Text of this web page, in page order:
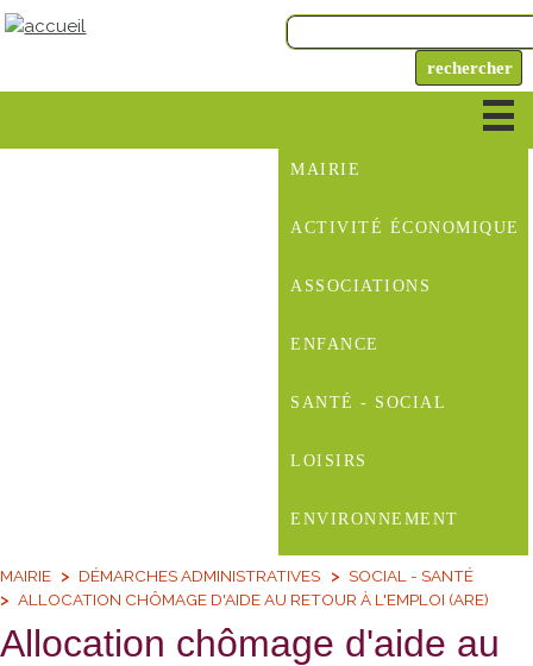
MAIRIE
ACTIVITÉ ÉCONOMIQUE
ASSOCIATIONS
ENFANCE
SANTÉ - SOCIAL
LOISIRS
ENVIRONNEMENT
MAIRIE DÉMARCHES ADMINISTRATIVES
SOCIAL - SANTÉ
ALLOCATION CHÔMAGE D'AIDE AU RETOUR À L'EMPLOI (ARE)
Allocation chômage d'aide au